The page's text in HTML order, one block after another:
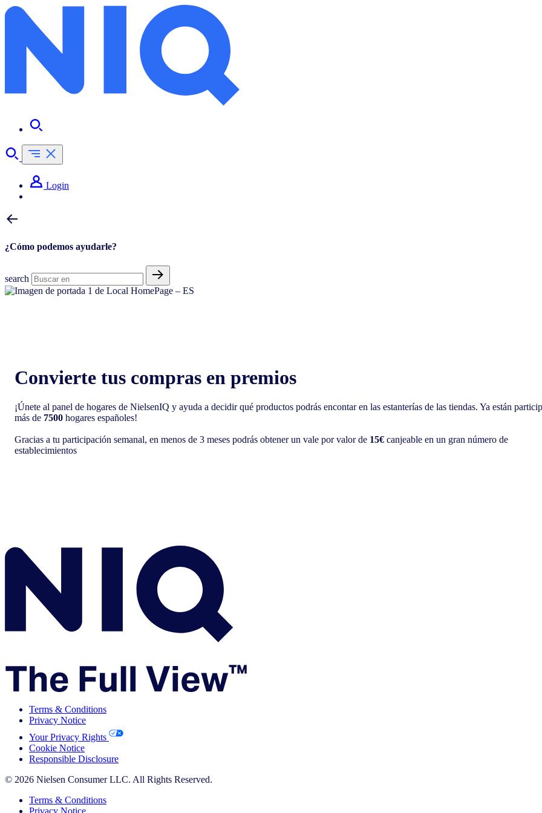
Login
¿Cómo podemos ayudarle?
search
Convierte tus compras en premios
¡Únete al panel de hogares de NielsenIQ y ayuda a decidir qué productos podrás encontar en las estanterías de las tiendas. Ya están
más de 7500 hogares españoles!
Gracias a tu participación semanal, en menos de 3 meses podrás obtener un vale por valor de 15€ canjeable en un gran número de
establecimientos
Terms & Conditions
Privacy Notice
Your Privacy Rights
Cookie Notice
Responsible Disclosure
© 2026 Nielsen Consumer LLC. All Rights Reserved.
Terms & Conditions
Privacy Notice